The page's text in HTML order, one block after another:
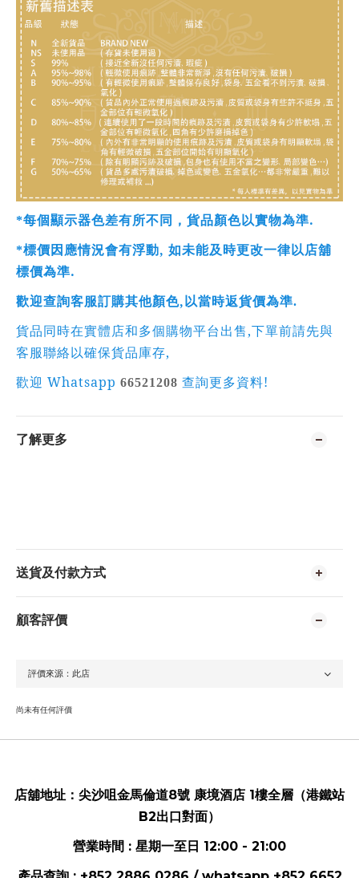
*每個顯示器色差有所不同，貨品顏色以實物為準.
*標價因應情況會有浮動, 如未能及時更改一律以店舖
標價為準.
歡迎查詢客服訂購其他顏色, 以當時返貨價為準.
貨品同時在實體店和多個購物平台出售 ,下單前請先與
客服聯絡以確保貨品庫存,
歡迎 Whatsapp 66521208 查詢更多資料!
了解更多
送貨及付款方式
顧客評價
尚未有任何評價
店舖地址： 尖沙咀金馬倫道8號 康境酒店 1樓全層（港鐵站
B2出口對面）
營業時間 : 星期一至日 12:00 - 21:00